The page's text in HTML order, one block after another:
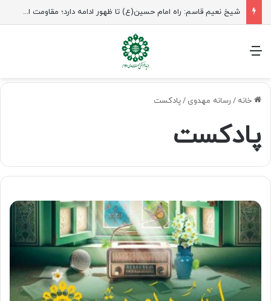
راهپیمایی اربعین، رزمایش منتظران ظهور
منو
خانه / رسانه مهدوی /پادکست
پادکست